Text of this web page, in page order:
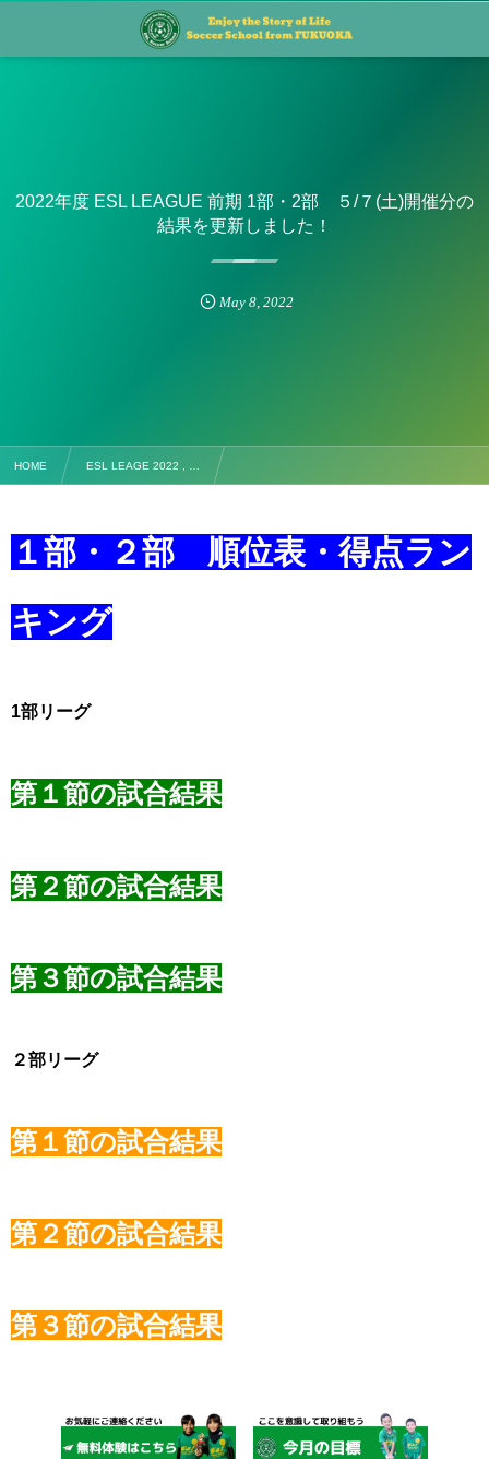
2022年度 ESL LEAGUE 前期 1部・2部 ５/７(土)開催分の
結果を更新しました！
May 8, 2022
HOME ESL LEAGE 2022 , …
１部・２部 順位表・得点ラン
キング
1部リーグ
第１節の試合結果
第２節の試合結果
第３節の試合結果
２部リーグ
第１節の試合結果
第２節の試合結果
第３節の試合結果